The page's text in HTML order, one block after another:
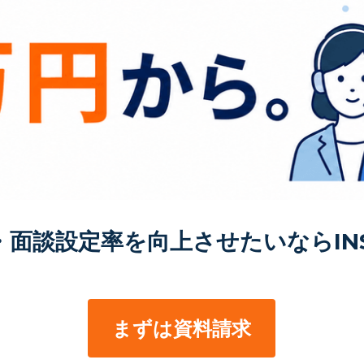
面談設定率を向上させたいなら
まずは資料請求